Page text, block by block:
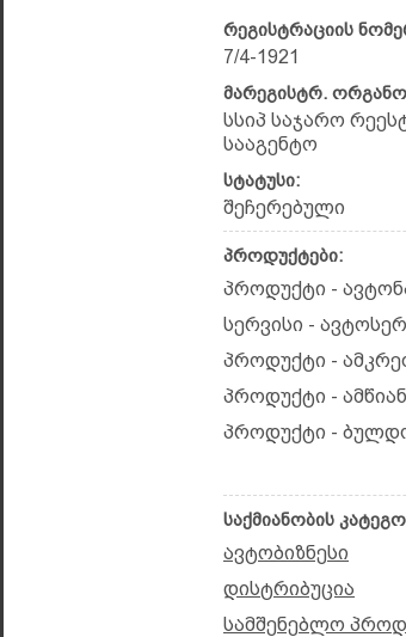
რეგისტრაციის
7/4-1921
მარეგისტრ.
სსიპ საჯარო
სააგენტო
სტატუსი:
შეჩერებული
პროდუქტები:
პროდუქტი -
სერვისი -
პროდუქტი -
პროდუქტი -
პროდუქტი -
საქმიანობის
ავტობიზნესი
დისტრიბუცია
სამშენებლო